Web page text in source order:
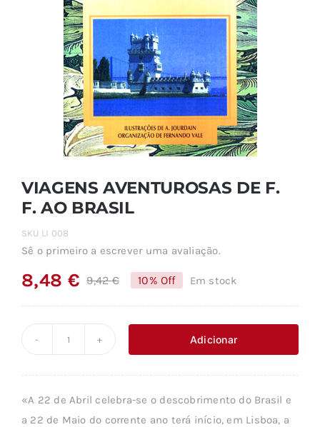
VIAGENS AVENTUROSAS DE F.
F. AO BRASIL
SKU LI 008
Sê o primeiro a escrever uma avaliação.
9,42€O
era:
8,48 €
O
é:
10% Off Em stock
Adicionar
«A 22 de Abril celebra-se o descobrimento do Brasil e
a 22 de Maio do corrente ano terá início, em Lisboa, a